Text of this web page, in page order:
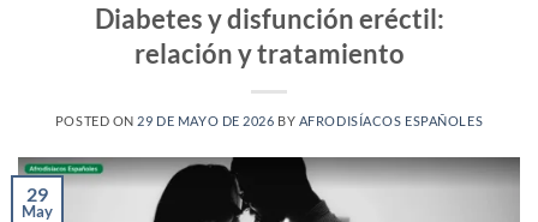
Diabetes y disfunción eréctil:
relación y tratamiento
POSTED ON 29 DE MAYO DE 2026 BY AFRODISÍACOS ESPAÑOLES
29
May